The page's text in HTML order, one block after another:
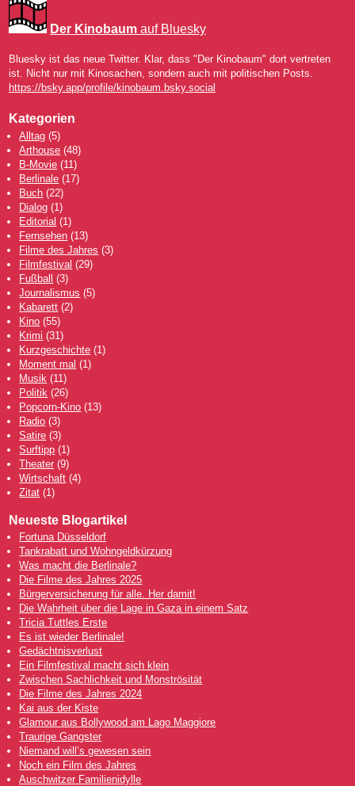
Der Kinobaum auf Bluesky
Bluesky ist das neue Twitter. Klar, dass "Der Kinobaum" dort vertreten
ist. Nicht nur mit Kinosachen, sondern auch mit politischen Posts.
https://bsky.app/profile/kinobaum.bsky.social
Kategorien
Alltag (5)
Arthouse (48)
B-Movie (11)
Berlinale (17)
Buch (22)
Dialog (1)
Editorial (1)
Fernsehen (13)
Filme des Jahres (3)
Filmfestival (29)
Fußball (3)
Journalismus (5)
Kabarett (2)
Kino (55)
Krimi (31)
Kurzgeschichte (1)
Moment mal (1)
Musik (11)
Politik (26)
Popcorn-Kino (13)
Radio (3)
Satire (3)
Surftipp (1)
Theater (9)
Wirtschaft (4)
Zitat (1)
Neueste Blogartikel
Fortuna Düsseldorf
Tankrabatt und Wohngeldkürzung
Was macht die Berlinale?
Die Filme des Jahres 2025
Bürgerversicherung für alle. Her damit!
Die Wahrheit über die Lage in Gaza in einem Satz
Tricia Tuttles Erste
Es ist wieder Berlinale!
Gedächtnisverlust
Ein Filmfestival macht sich klein
Zwischen Sachlichkeit und Monströsität
Die Filme des Jahres 2024
Kai aus der Kiste
Glamour aus Bollywood am Lago Maggiore
Traurige Gangster
Niemand will’s gewesen sein
Noch ein Film des Jahres
Auschwitzer Familienidylle